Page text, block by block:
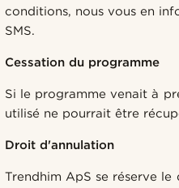
conditions, nous vous en
SMS.
Cessation du programme
Si le programme venait à
utilisé ne pourrait être
Droit d'annulation
Trendhim ApS se réserve